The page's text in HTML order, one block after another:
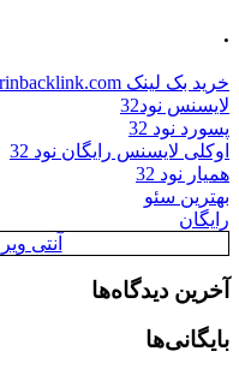
.
خرید بک لینک behtarinbacklink.com
لایسنس نود32
پسورد نود 32
اوکلی لایسنس رایگان نود 32
همیار نود 32
بهترین سئو
رایگان
آنتی
آخرین دیدگاه‌ها
بایگانی‌ها